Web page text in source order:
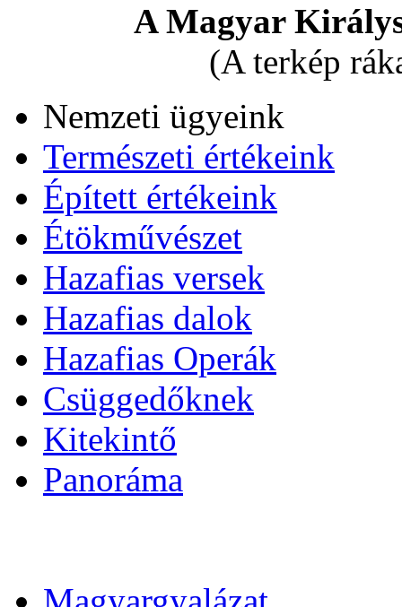
A Magyar
(A terkép
Nemzeti ügyeink
Természeti értékeink
Épített értékeink
Étökművészet
Hazafias versek
Hazafias dalok
Hazafias Operák
Csüggedőknek
Kitekintő
Panoráma